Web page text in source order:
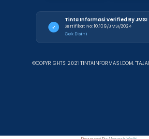
✓
Tinta Informasi Verified By JMSI
Sertifikat No: 10.109/JMSI/2024
Cek Disini
©COPYRIGHTS 2021 TINTAINFORMASI.COM.